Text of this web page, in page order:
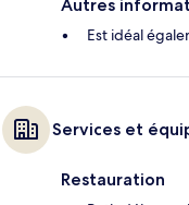
Autres
Est idéal
Services et
Restauration